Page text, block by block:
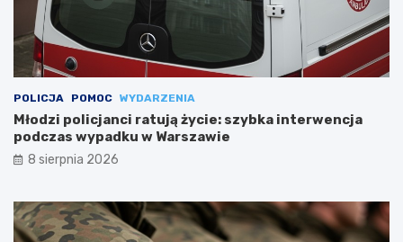
POLICJA POMOC WYDARZENIA
Młodzi policjanci ratują życie: szybka interwencja
podczas wypadku w Warszawie
8 sierpnia 2026